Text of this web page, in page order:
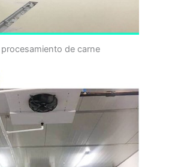
procesamiento de carne